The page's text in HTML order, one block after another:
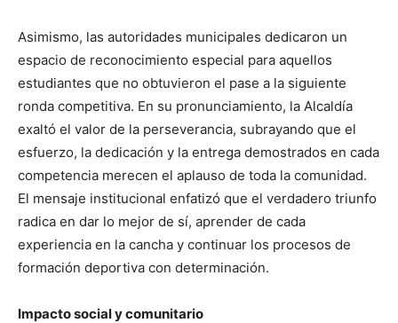
Asimismo, las autoridades municipales dedicaron un
espacio de reconocimiento especial para aquellos
estudiantes que no obtuvieron el pase a la siguiente
ronda competitiva. En su pronunciamiento, la Alcaldía
exaltó el valor de la perseverancia, subrayando que el
esfuerzo, la dedicación y la entrega demostrados en cada
competencia merecen el aplauso de toda la comunidad.
El mensaje institucional enfatizó que el verdadero triunfo
radica en dar lo mejor de sí, aprender de cada
experiencia en la cancha y continuar los procesos de
formación deportiva con determinación.
Impacto social y comunitario